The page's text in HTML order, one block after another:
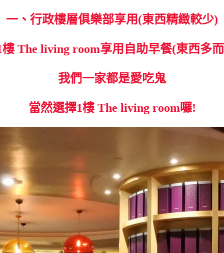
一、行政樓層俱樂部享用(東西精緻較少)
The living room享用自助早餐(東西多
我們一家都是愛吃鬼
當然選擇1樓 The living room囉!